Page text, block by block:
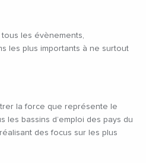
les évènements,
les plus importants à ne surtout
la force que représente le
les bassins d’emploi des pays du
des focus sur les plus